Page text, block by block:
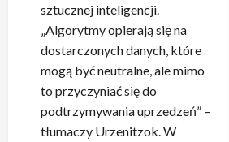
sztucznej inteligencji.
„Algorytmy opierają się na
dostarczonych danych, które
mogą być neutralne, ale mimo
to przyczyniać się do
podtrzymywania uprzedzeń” –
tłumaczy Urzenitzok. W